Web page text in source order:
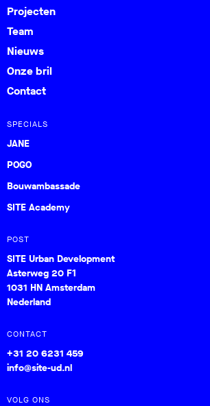
Projecten
Team
Nieuws
Onze bril
Contact
SPECIALS
JANE
POGO
Bouwambassade
SITE Academy
POST
SITE Urban Development
Asterweg 20 F1
1031 HN Amsterdam
Nederland
CONTACT
+31 20 6231 459
info@site-ud.nl
VOLG ONS